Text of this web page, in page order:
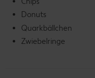
Donuts
Quarkbällchen
Zwiebelringe